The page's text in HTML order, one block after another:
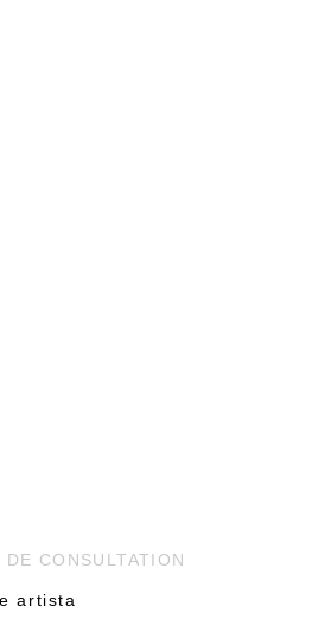
DE CONSULTATION
artista